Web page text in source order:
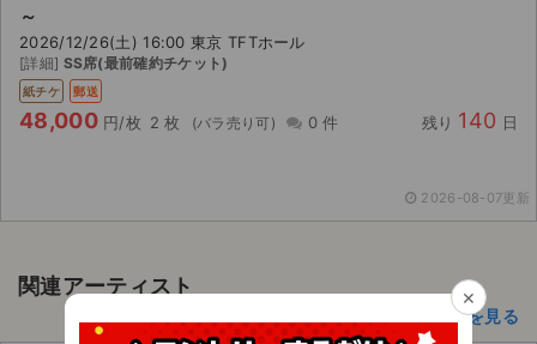
～
2026/12/26(土) 16:00 東京 TFTホール
[詳細] SS席(最前確約チケット)
紙チケ 郵送
48,000 円/枚 2 枚 0 件 残り 140 日
2026-08-07更新
関連アーティスト
舞台挨拶・試写会のアーティスト一覧を見る
×